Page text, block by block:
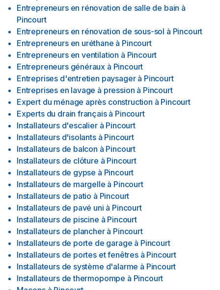
Entrepreneurs en rénovation de salle de bain à
Pincourt
Entrepreneurs en rénovation de sous-sol à Pincourt
Entrepreneurs en uréthane à Pincourt
Entrepreneurs en ventilation à Pincourt
Entrepreneurs généraux à Pincourt
Entreprises d'entretien paysager à Pincourt
Entreprises en lavage à pression à Pincourt
Expert du ménage après construction à Pincourt
Experts du drain français à Pincourt
Installateurs d'escalier à Pincourt
Installateurs d'isolants à Pincourt
Installateurs de balcon à Pincourt
Installateurs de clôture à Pincourt
Installateurs de gypse à Pincourt
Installateurs de margelle à Pincourt
Installateurs de patio à Pincourt
Installateurs de pavé uni à Pincourt
Installateurs de piscine à Pincourt
Installateurs de plancher à Pincourt
Installateurs de porte de garage à Pincourt
Installateurs de portes et fenêtres à Pincourt
Installateurs de système d'alarme à Pincourt
Installateurs de thermopompe à Pincourt